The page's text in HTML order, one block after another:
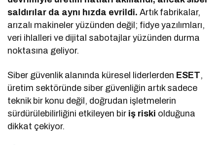
saldırılar da aynı hızda evrildi. Artık fabrikalar,
arızalı makineler yüzünden değil; fidye yazılımları,
veri ihlalleri ve dijital sabotajlar yüzünden durma
noktasına geliyor.
Siber güvenlik alanında küresel liderlerden ESET,
üretim sektöründe siber güvenliğin artık sadece
teknik bir konu değil, doğrudan işletmelerin
sürdürülebilirliğini etkileyen bir iş riski olduğuna
dikkat çekiyor.